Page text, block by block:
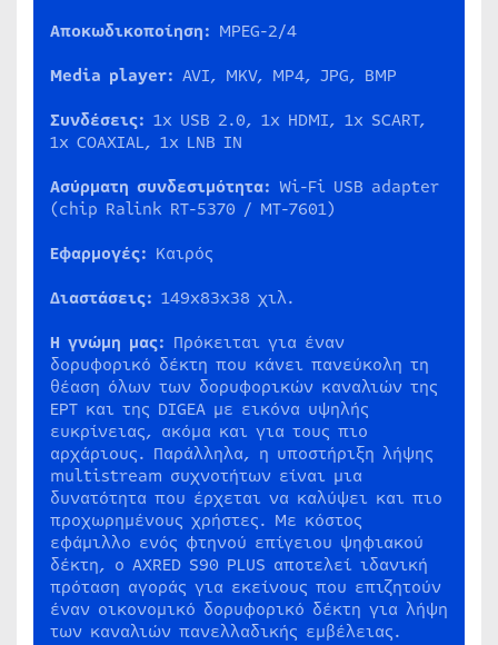
Αποκωδικοποίηση: MPEG-2/4
Media player: AVI, MKV, MP4, JPG, BMP
Συνδέσεις: 1x USB 2.0, 1x HDMI, 1x SCART,
1x COAXIAL, 1x LNB IN
Ασύρματη συνδεσιμότητα: Wi-Fi USB adapter
(chip Ralink RT-5370 / MT-7601)
Εφαρμογές: Καιρός
Διαστάσεις: 149x83x38 χιλ.
Η γνώμη μας: Πρόκειται για έναν
δορυφορικό δέκτη που κάνει πανεύκολη τη
θέαση όλων των δορυφορικών καναλιών της
ΕΡΤ και της DIGEA με εικόνα υψηλής
ευκρίνειας, ακόμα και για τους πιο
αρχάριους. Παράλληλα, η υποστήριξη λήψης
multistream συχνοτήτων είναι μια
δυνατότητα που έρχεται να καλύψει και πιο
προχωρημένους χρήστες. Με κόστος
εφάμιλλο ενός φτηνού επίγειου ψηφιακού
δέκτη, ο AXRED S90 PLUS αποτελεί ιδανική
πρόταση αγοράς για εκείνους που επιζητούν
έναν οικονομικό δορυφορικό δέκτη για λήψη
των καναλιών πανελλαδικής εμβέλειας.